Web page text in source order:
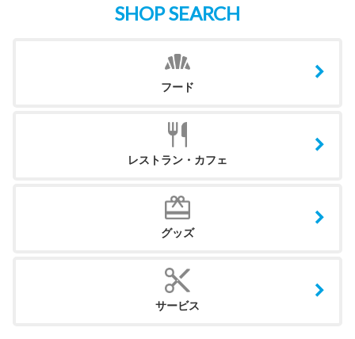
SHOP SEARCH
フード
レストラン・カフェ
グッズ
サービス